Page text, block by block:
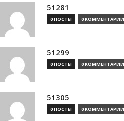
51281
0 ПОСТЫ 0 КОММЕНТАРИИ
51299
0 ПОСТЫ 0 КОММЕНТАРИИ
51305
0 ПОСТЫ 0 КОММЕНТАРИИ